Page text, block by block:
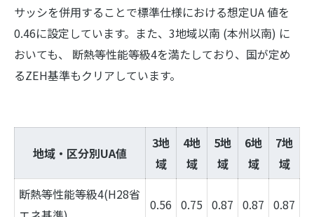
サッシを併用することで標準仕様における想定UA 値を
0.46に設定しています。また、3地域以南 (本州以南) に
おいても、 断熱等性能等級4を満たしており、国が定め
るZEH基準もクリアしています。
地域・区分別UA値
3地
域
4地
域
5地
域
6地
域
7地
域
断熱等性能等級4(H28省
0.56 0.75 0.87 0.87 0.87